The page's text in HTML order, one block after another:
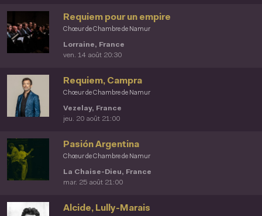
Chœur de Chambre de Namur
Requiem pour un empire
Lorraine, France
ven. 14 août 20:30
Chœur de Chambre de Namur
Requiem, Campra
Vezelay, France
jeu. 20 août 21:00
Chœur de Chambre de Namur
Pasión Argentina
La Chaise-Dieu, France
mar. 25 août 21:00
Alcide, Lully-Marais